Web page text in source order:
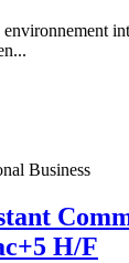
Business
H/F